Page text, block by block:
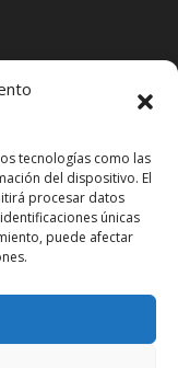
tecnologías como las
del dispositivo. El
procesar datos
únicas
puede afectar